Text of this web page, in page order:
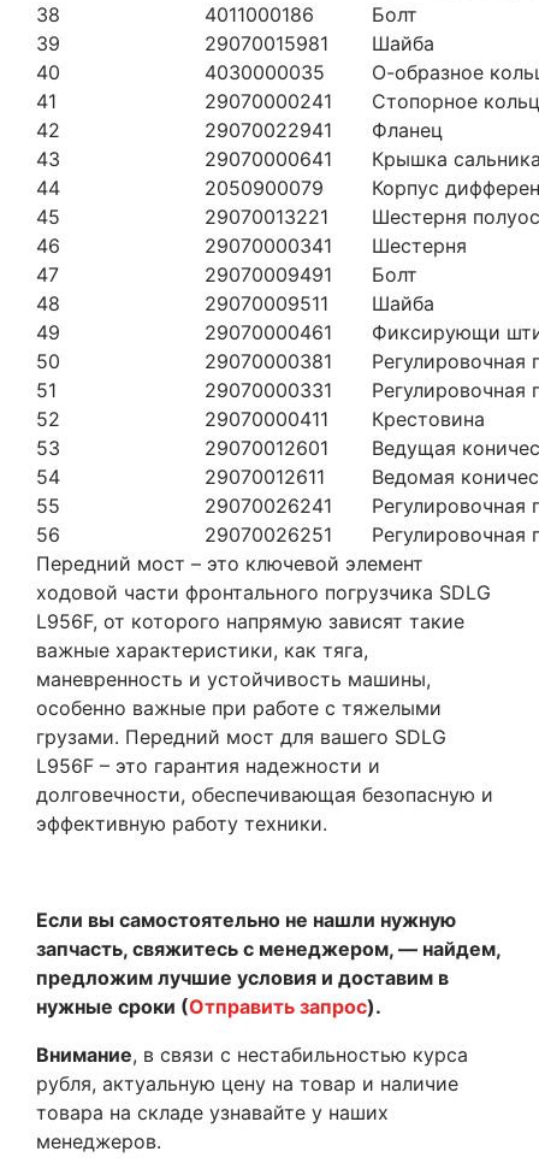
38
4011000186
Болт
39
29070015981
Шайба
40
4030000035
О-образное
41
29070000241
Стопорное
42
29070022941
Фланец
43
29070000641
Крышка
44
2050900079
Корпус
45
29070013221
Шестерня
46
29070000341
Шестерня
47
29070009491
Болт
48
29070009511
Шайба
49
29070000461
Фиксирующи
50
29070000381
Регулировочная
51
29070000331
Регулировочная
52
29070000411
Крестовина
53
29070012601
Ведущая
54
29070012611
Ведомая
55
29070026241
Регулировочная
56
29070026251
Регулировочная
Передний мост – это ключевой элемент
ходовой части фронтального погрузчика SDLG
L956F, от которого напрямую зависят такие
важные характеристики, как тяга,
маневренность и устойчивость машины,
особенно важные при работе с тяжелыми
грузами. Передний мост для вашего SDLG
L956F – это гарантия надежности и
долговечности, обеспечивающая безопасную и
эффективную работу техники.
Если вы самостоятельно не нашли нужную
запчасть, свяжитесь с менеджером, — найдем,
предложим лучшие условия и доставим в
нужные сроки (Отправить запрос).
Внимание, в связи с нестабильностью курса
рубля, актуальную цену на товар и наличие
товара на складе узнавайте у наших
менеджеров.